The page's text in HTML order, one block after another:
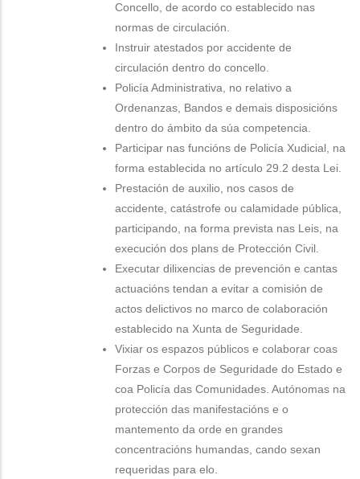
Concello, de acordo co establecido nas
normas de circulación.
Instruir atestados por accidente de
circulación dentro do concello.
Policía Administrativa, no relativo a
Ordenanzas, Bandos e demais disposicións
dentro do ámbito da súa competencia.
Participar nas funcións de Policía Xudicial, na
forma establecida no artículo 29.2 desta Lei.
Prestación de auxilio, nos casos de
accidente, catástrofe ou calamidade pública,
participando, na forma prevista nas Leis, na
execución dos plans de Protección Civil.
Executar dilixencias de prevención e cantas
actuacións tendan a evitar a comisión de
actos delictivos no marco de colaboración
establecido na Xunta de Seguridade.
Vixiar os espazos públicos e colaborar coas
Forzas e Corpos de Seguridade do Estado e
coa Policía das Comunidades. Autónomas na
protección das manifestacións e o
mantemento da orde en grandes
concentracións humandas, cando sexan
requeridas para elo.